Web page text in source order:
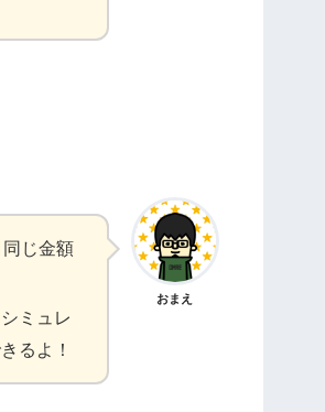
おまえ
じ金額
ミュレ
るよ！